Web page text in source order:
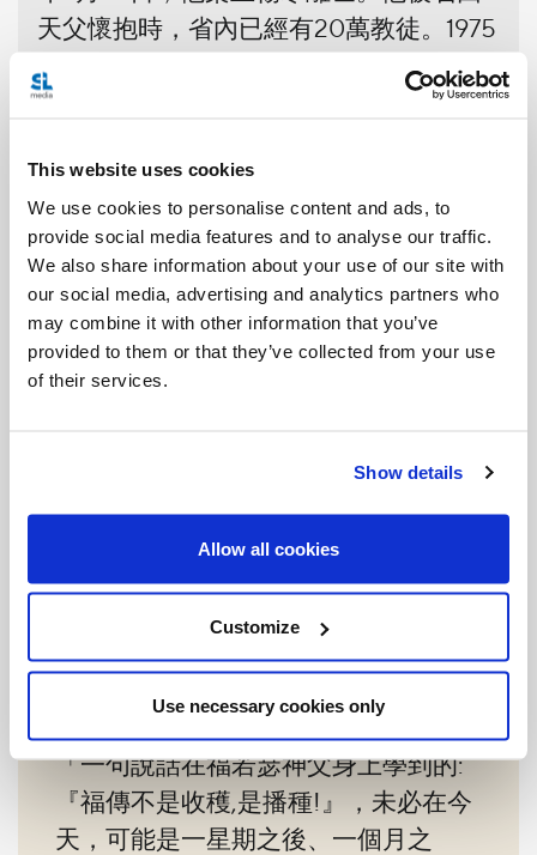
This website uses cookies
We use cookies to personalise content and ads, to
provide social media features and to analyse our traffic.
We also share information about your use of our site with
our social media, advertising and analytics partners who
may combine it with other information that you’ve
provided to them or that they’ve collected from your use
of their services.
Show details
Allow all cookies
Customize
Use necessary cookies only
天父懷抱時，省內已經有20萬教徒。1975
年10月10日，聖保祿六世教宗宣布福若瑟
及聖言會會祖楊生為真福，兩人更獲聖若
聖人。聖福若瑟成為中華教會122名聖人
中，唯一一位非殉道聖人。中華教會每年
於1月29日慶祝聖福若瑟紀念日。
聖福若瑟神父的一生
張衛健 – 知名公教藝人及歌手
「一句說話在福若瑟神父身上學到的:
『福傳不是收穫,是播種!』，未必在今
天，可能是一星期之後、一個月之